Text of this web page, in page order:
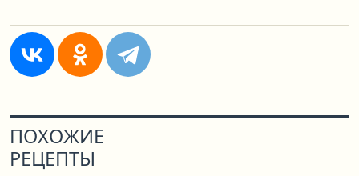
ПОХОЖИЕ
РЕЦЕПТЫ